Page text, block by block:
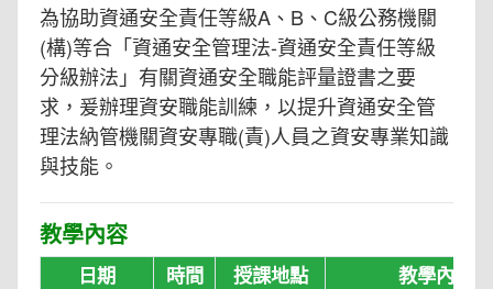
為協助資通安全責任等級A、B、C級公務機關
(構)等合「資通安全管理法-資通安全責任等級
分級辦法」有關資通安全職能評量證書之要
求，爰辦理資安職能訓練，以提升資通安全管
理法納管機關資安專職(責)人員之資安專業知識
與技能。
教學內容
日期 時間 授課地點 教學內容